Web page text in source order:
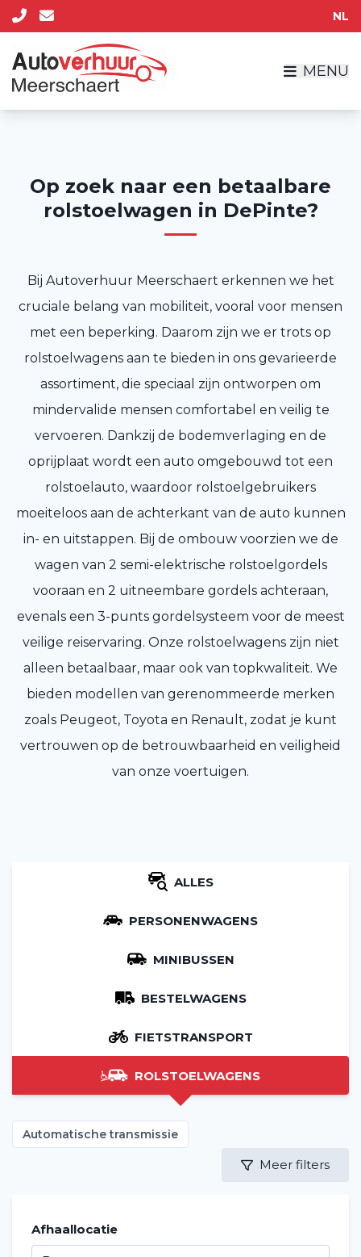
NL
MENU
Op zoek naar een betaalbare
rolstoelwagen in DePinte?
Bij Autoverhuur Meerschaert erkennen we het
cruciale belang van mobiliteit, vooral voor mensen
met een beperking. Daarom zijn we er trots op
rolstoelwagens aan te bieden in ons gevarieerde
assortiment, die speciaal zijn ontworpen om
mindervalide mensen comfortabel en veilig te
vervoeren. Dankzij de bodemverlaging en de
oprijplaat wordt een auto omgebouwd tot een
rolstoelauto, waardoor rolstoelgebruikers
moeiteloos aan de achterkant van de auto kunnen
in- en uitstappen. Bij de ombouw voorzien we de
wagen van 2 semi-elektrische rolstoelgordels
vooraan en 2 uitneembare gordels achteraan,
evenals een 3-punts gordelsysteem voor de meest
veilige reiservaring. Onze rolstoelwagens zijn niet
alleen betaalbaar, maar ook van topkwaliteit. We
bieden modellen van gerenommeerde merken
zoals Peugeot, Toyota en Renault, zodat je kunt
vertrouwen op de betrouwbaarheid en veiligheid
van onze voertuigen.
ALLES
PERSONENWAGENS
MINIBUSSEN
BESTELWAGENS
FIETSTRANSPORT
ROLSTOELWAGENS
Automatische transmissie
Meer filters
Afhaallocatie